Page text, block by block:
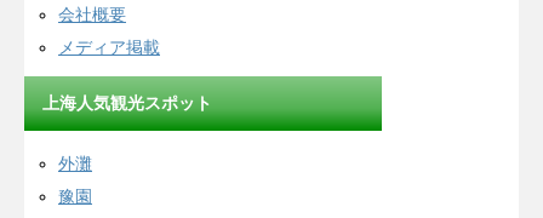
会社概要
メディア掲載
上海人気観光スポット
外灘
豫園